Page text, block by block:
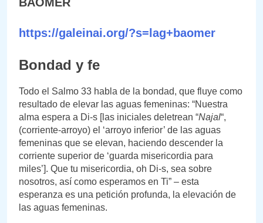
https://galeinai.org/?s=lag+baomer
Bondad y fe
Todo el Salmo 33 habla de la bondad, que fluye como
resultado de elevar las aguas femeninas: “Nuestra
alma espera a Di-s [las iniciales deletrean “Najal“,
(corriente-arroyo) el ‘arroyo inferior’ de las aguas
femeninas que se elevan, haciendo descender la
corriente superior de ‘guarda misericordia para
miles’]. Que tu misericordia, oh Di-s, sea sobre
nosotros, así como esperamos en Ti” – esta
esperanza es una petición profunda, la elevación de
las aguas femeninas.